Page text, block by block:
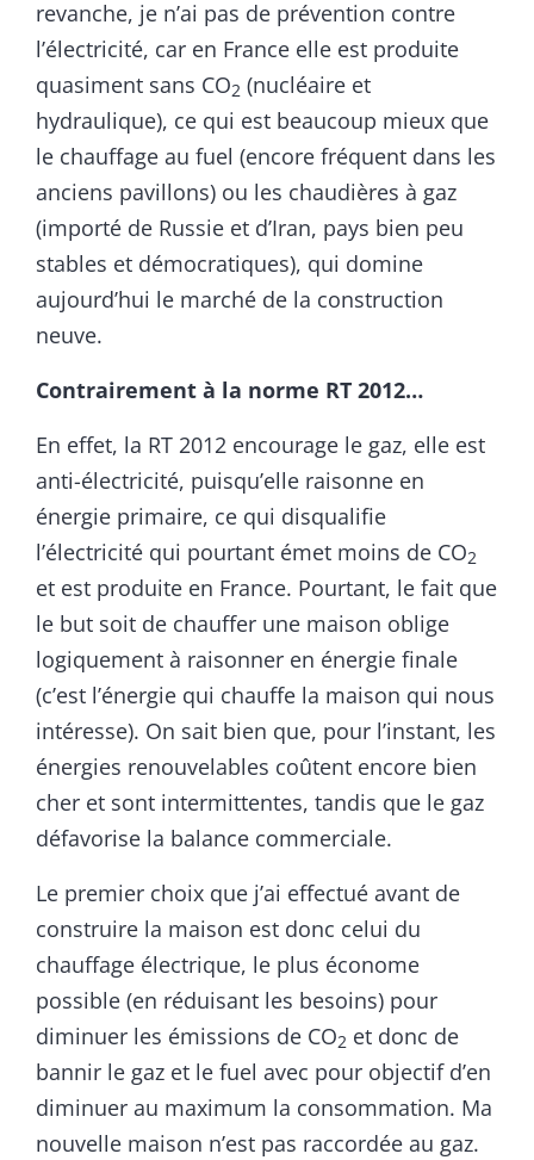
revanche, je n’ai pas de prévention contre
l’électricité, car en France elle est produite
quasiment sans CO2 (nucléaire et
hydraulique), ce qui est beaucoup mieux que
le chauffage au fuel (encore fréquent dans les
anciens pavillons) ou les chaudières à gaz
(importé de Russie et d’Iran, pays bien peu
stables et démocratiques), qui domine
aujourd’hui le marché de la construction
neuve.
Contrairement à la norme RT 2012…
En effet, la RT 2012 encourage le gaz, elle est
anti-électricité, puisqu’elle raisonne en
énergie primaire, ce qui disqualifie
l’électricité qui pourtant émet moins de CO2
et est produite en France. Pourtant, le fait que
le but soit de chauffer une maison oblige
logiquement à raisonner en énergie finale
(c’est l’énergie qui chauffe la maison qui nous
intéresse). On sait bien que, pour l’instant, les
énergies renouvelables coûtent encore bien
cher et sont intermittentes, tandis que le gaz
défavorise la balance commerciale.
Le premier choix que j’ai effectué avant de
construire la maison est donc celui du
chauffage électrique, le plus économe
possible (en réduisant les besoins) pour
diminuer les émissions de CO2 et donc de
bannir le gaz et le fuel avec pour objectif d’en
diminuer au maximum la consommation. Ma
nouvelle maison n’est pas raccordée au gaz.